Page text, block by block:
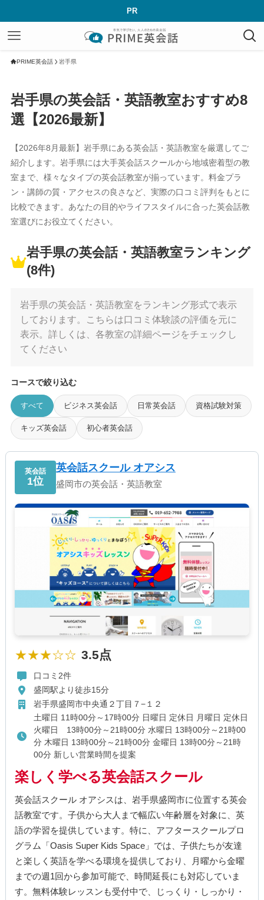
PR
PRIME英会話 岩手県
岩手県の英会話・英語教室おすすめ8
選【2026最新】
【2026年8月最新】岩手県にある英会話・英語教室を厳選してご
紹介します。岩手県には大手英会話スクールから地域密着型の教
室まで、様々なタイプの英会話教室が揃っています。料金プラ
ン・講師の質・アクセスの良さなど、実際の口コミ評判をもとに
比較できます。あなたの目的やライフスタイルに合った英会話教
室選びにお役立てください。
岩手県の英会話・英語教室ランキング
(8件)
岩手県の英会話・英語教室をランキング形式で表示
しております。こちらは口コミ体験談の評価を元に
表示。詳しくは、各教室の詳細ページをチェックし
てください
コースで絞り込む
すべて ビジネス英会話 日常英会話 資格試験対策
キッズ英会話 初心者英会話
英会話
1位
英会話スクール オアシス
盛岡市の英会話・英語教室
★★★☆☆ 3.5点
口コミ2件
盛岡駅より徒歩15分
岩手県盛岡市中央通２丁目７−１２
土曜日 11時00分～17時00分 日曜日 定休日 月曜日 定休日
火曜日 13時00分～21時00分 水曜日 13時00分～21時00
分 木曜日 13時00分～21時00分 金曜日 13時00分～21時
00分 新しい営業時間を提案
楽しく学べる英会話スクール
英会話スクール オアシスは、岩手県盛岡市に位置する英会
話教室です。子供から大人まで幅広い年齢層を対象に、英
語の学習を提供しています。特に、アフタースクールプロ
グラム「Oasis Super Kids Space」では、子供たちが友達
と楽しく英語を学べる環境を提供しており、月曜から金曜
までの週1回から参加可能で、時間延長にも対応していま
す。無料体験レッスンも受付中で、じっくり・しっかり・